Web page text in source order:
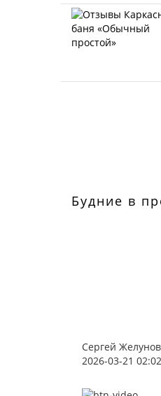
Будние в
Сергей Желунов
2026-03-21